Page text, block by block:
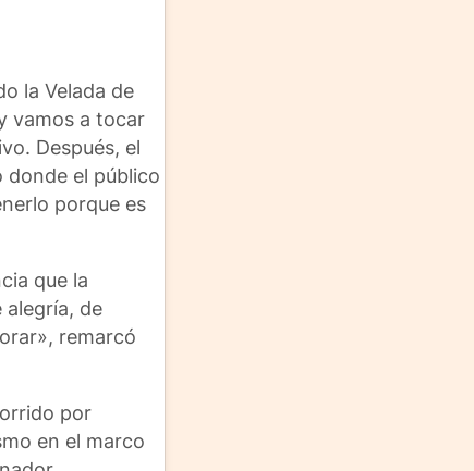
la Velada de
vamos a tocar
Después, el
donde el público
porque es
que la
alegría, de
remarcó
por
en el marco